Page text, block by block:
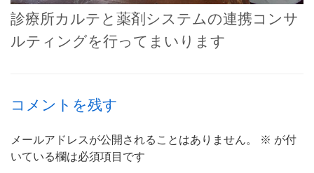
診療所カルテと薬剤システムの連携コンサ
ルティングを行ってまいります
コメントを残す
メールアドレスが公開されることはありません。 ※ が付
いている欄は必須項目です